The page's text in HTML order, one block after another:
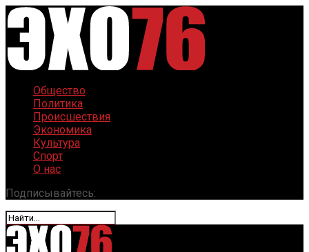
Общество
Политика
Происшествия
Экономика
Культура
Спорт
О нас
Подписывайтесь: